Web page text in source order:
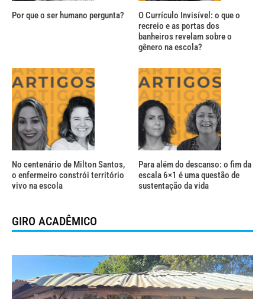
Por que o ser humano pergunta?
O Currículo Invisível: o que o
recreio e as portas dos
banheiros revelam sobre o
gênero na escola?
No centenário de Milton Santos,
o enfermeiro constrói território
vivo na escola
Para além do descanso: o fim da
escala 6×1 é uma questão de
sustentação da vida
GIRO ACADÊMICO